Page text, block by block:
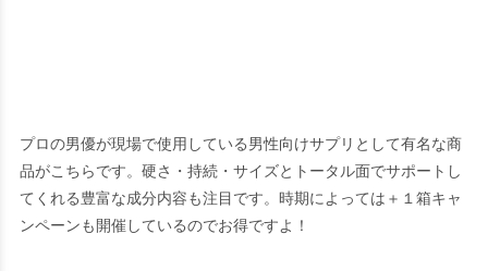
プロの男優が現場で使用している男性向けサプリとして有名な商
品がこちらです。硬さ・持続・サイズとトータル面でサポートし
てくれる豊富な成分内容も注目です。時期によっては＋１箱キャ
ンペーンも開催しているのでお得ですよ！